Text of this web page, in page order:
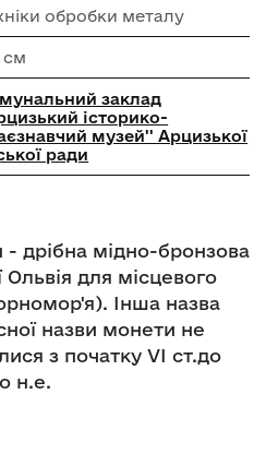
обробки металу
см
заклад
історико-
музей'' Арцизької
ради
- дрібна мідно-бронзова
Ольвія для місцевого
Інша назва
назви монети не
з початку VІ ст.до
н.е.